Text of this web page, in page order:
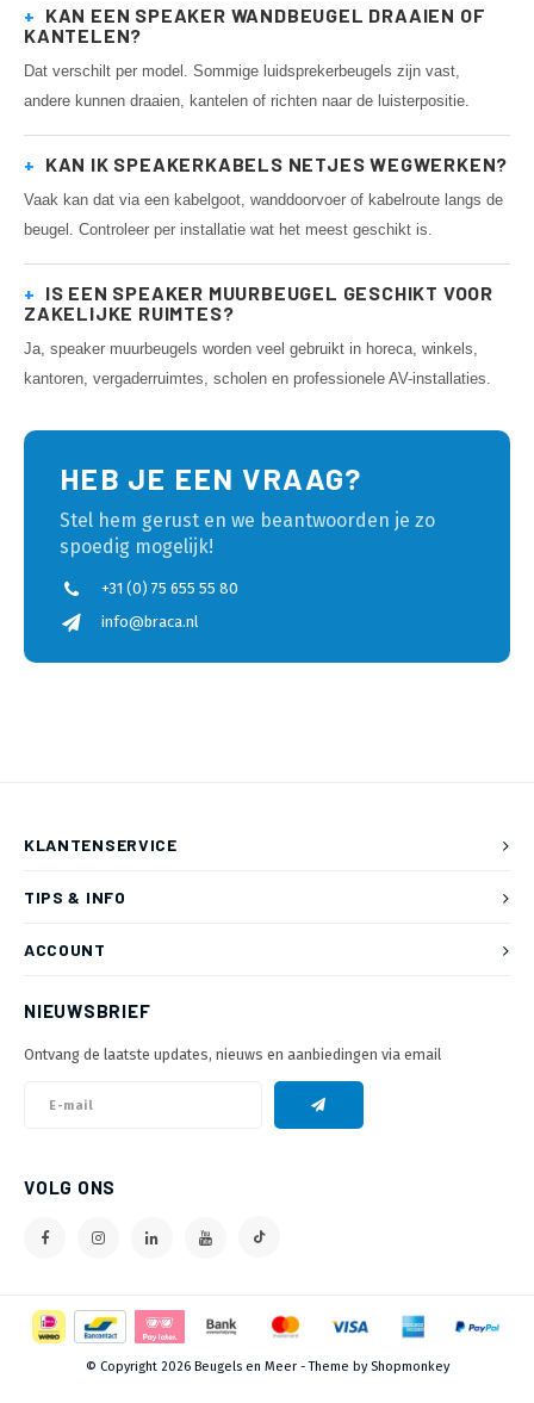
+ KAN EEN SPEAKER WANDBEUGEL DRAAIEN OF
KANTELEN?
Dat verschilt per model. Sommige luidsprekerbeugels zijn vast,
andere kunnen draaien, kantelen of richten naar de luisterpositie.
+ KAN IK SPEAKERKABELS NETJES WEGWERKEN?
Vaak kan dat via een kabelgoot, wanddoorvoer of kabelroute langs de
beugel. Controleer per installatie wat het meest geschikt is.
+ IS EEN SPEAKER MUURBEUGEL GESCHIKT VOOR
ZAKELIJKE RUIMTES?
Ja, speaker muurbeugels worden veel gebruikt in horeca, winkels,
kantoren, vergaderruimtes, scholen en professionele AV-installaties.
HEB JE EEN VRAAG?
Stel hem gerust en we beantwoorden je zo
spoedig mogelijk!
+31 (0) 75 655 55 80
info@braca.nl
KLANTENSERVICE
TIPS & INFO
ACCOUNT
NIEUWSBRIEF
Ontvang de laatste updates, nieuws en aanbiedingen via email
VOLG ONS
© Copyright 2026 Beugels en Meer - Theme by Shopmonkey